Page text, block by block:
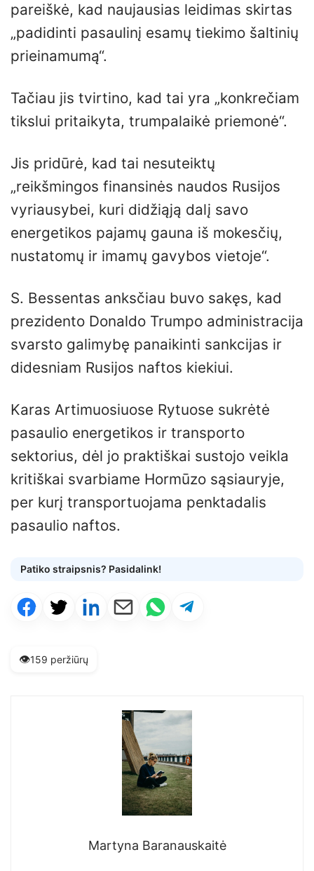
pareiškė, kad naujausias leidimas skirtas
„padidinti pasaulinį esamų tiekimo šaltinių
prieinamumą“.
Tačiau jis tvirtino, kad tai yra „konkrečiam
tikslui pritaikyta, trumpalaikė priemonė“.
Jis pridūrė, kad tai nesuteiktų
„reikšmingos finansinės naudos Rusijos
vyriausybei, kuri didžiąją dalį savo
energetikos pajamų gauna iš mokesčių,
nustatomų ir imamų gavybos vietoje“.
S. Bessentas anksčiau buvo sakęs, kad
prezidento Donaldo Trumpo administracija
svarsto galimybę panaikinti sankcijas ir
didesniam Rusijos naftos kiekiui.
Karas Artimuosiuose Rytuose sukrėtė
pasaulio energetikos ir transporto
sektorius, dėl jo praktiškai sustojo veikla
kritiškai svarbiame Hormūzo sąsiauryje,
per kurį transportuojama penktadalis
pasaulio naftos.
Patiko straipsnis? Pasidalink!
👁️159 peržiūrų
Martyna Baranauskaitė